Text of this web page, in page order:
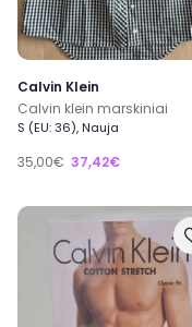
Calvin Klein
Calvin klein marskiniai
S (EU: 36), Nauja
35,00€ 37,42€